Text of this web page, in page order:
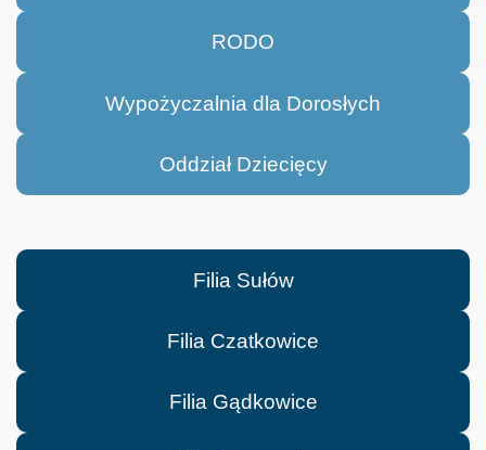
RODO
Wypożyczalnia dla Dorosłych
Oddział Dziecięcy
Filia Sułów
Filia Czatkowice
Filia Gądkowice